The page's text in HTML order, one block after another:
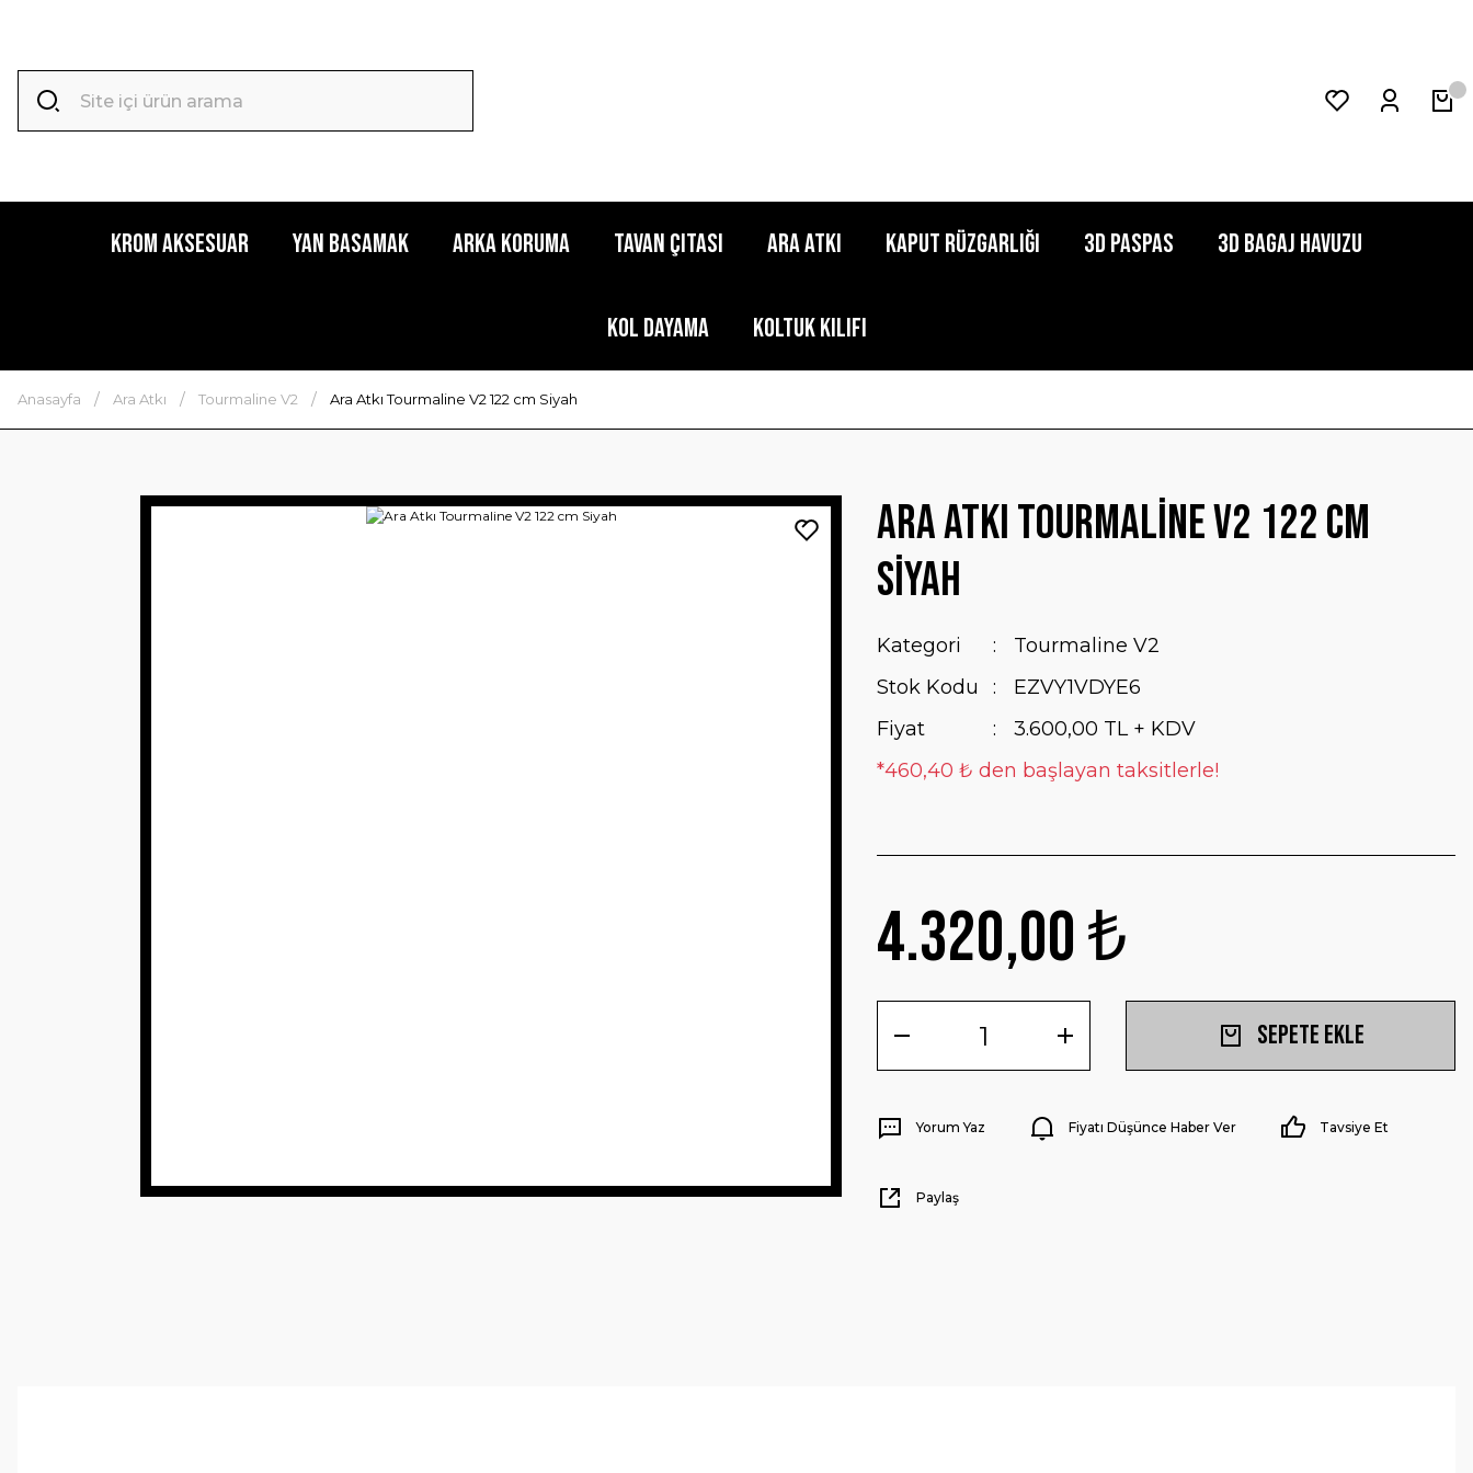
Krom Aksesuar Yan Basamak Arka Koruma Tavan Çıtası Ara Atkı Kaput Rüzgarlığı 3D Paspas 3D Bagaj Havuzu
Kol Dayama Koltuk Kılıfı
Anasayfa Ara Atkı Tourmaline V2 Ara Atkı Tourmaline V2 122 cm Siyah
Ara Atkı Tourmaline V2 122 cm
Siyah
Kategori
Tourmaline V2
Stok Kodu
EZVY1VDYE6
Fiyat
3.600,00 TL + KDV
*460,40 ₺ den başlayan taksitlerle!
4.320,00 ₺
Sepete Ekle
Yorum Yaz Fiyatı Düşünce Haber Ver Tavsiye Et
Paylaş